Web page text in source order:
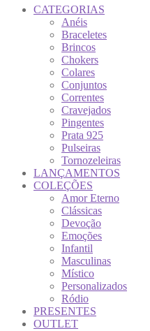
CATEGORIAS
Anéis
Braceletes
Brincos
Chokers
Colares
Conjuntos
Correntes
Cravejados
Pingentes
Prata 925
Pulseiras
Tornozeleiras
LANÇAMENTOS
COLEÇÕES
Amor Eterno
Clássicas
Devoção
Emoções
Infantil
Masculinas
Místico
Personalizados
Ródio
PRESENTES
OUTLET